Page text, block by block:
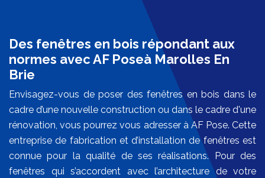
Des fenêtres en bois répondant aux
normes avec AF Poseà Marolles En
Brie
Envisagez-vous de poser des fenêtres en bois dans le
cadre d’une nouvelle construction ou dans le cadre d'une
rénovation, vous pourrez vous adresser à AF Pose. Cette
entreprise de fabrication et d’installation de fenêtres est
connue pour la qualité de ses réalisations. Pour des
fenêtres qui s’accordent avec l’architecture de votre